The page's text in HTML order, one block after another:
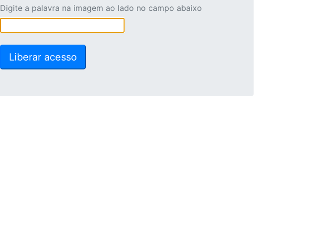
Digite a palavra na imagem ao lado no campo abaixo